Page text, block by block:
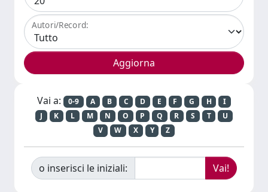
Autori/Record:
Vai a: 0-9 A B C D E F G H
I
J
K L M N O P Q R S T
U
V
W X Y Z
o inserisci le iniziali: